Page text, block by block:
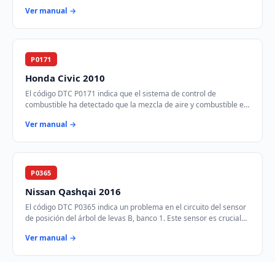
Ver manual →
P0171
Honda Civic 2010
El código DTC P0171 indica que el sistema de control de
combustible ha detectado que la mezcla de aire y combustible es
Ver manual →
P0365
Nissan Qashqai 2016
El código DTC P0365 indica un problema en el circuito del sensor
de posición del árbol de levas B, banco 1. Este sensor es crucial
Ver manual →